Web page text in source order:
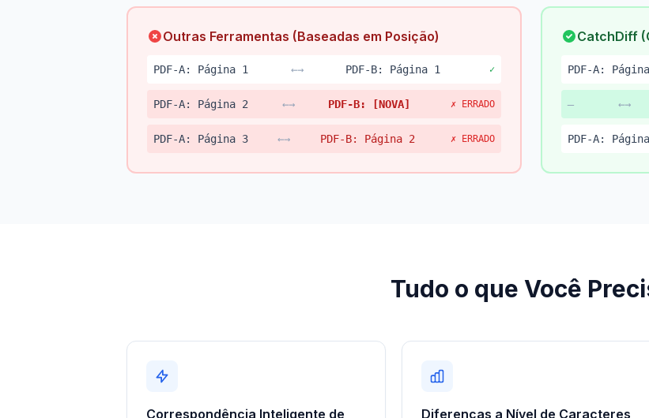
Outras Ferramentas (Baseadas em Posição)
PDF-A: Página 1 ←→ PDF-B: Página 1 ✓
PDF-A: Página 2 ←→ PDF-B: [NOVA] ✗ ERRADO
PDF-A: Página 3 ←→ PDF-B: Página 2 ✗ ERRADO
CatchDiff
PDF-A:
— ←→
PDF-A:
Tudo o que Você
Correspondência Inteligente de
Diferenças a Nível de Caracteres